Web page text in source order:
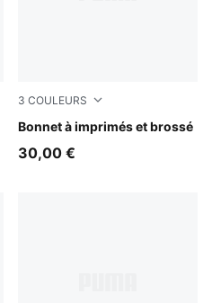
3 COULEURS
Bonnet à imprimés et brossé
Blue Guppy
30,00 €